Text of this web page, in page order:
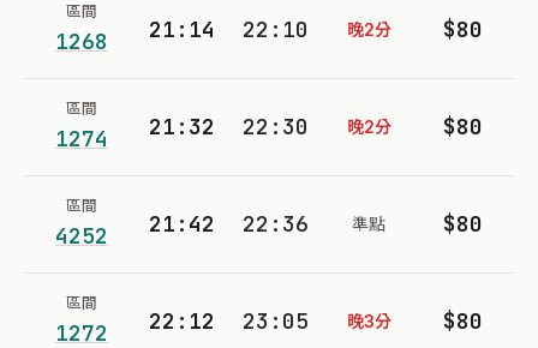
區間
1268 21:14 22:10 晚2分 $80
區間
1274 21:32 22:30 晚2分 $80
區間
4252 21:42 22:36 準點 $80
區間
1272 22:12 23:05 晚3分 $80